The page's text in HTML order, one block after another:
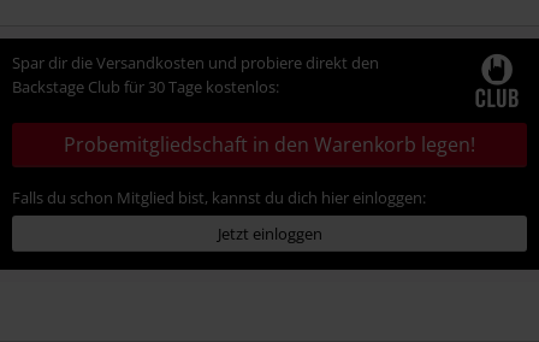
Spar dir die Versandkosten und probiere direkt den
Backstage Club für 30 Tage kostenlos:
Probemitgliedschaft in den Warenkorb legen!
Falls du schon Mitglied bist, kannst du dich hier einloggen:
Jetzt einloggen